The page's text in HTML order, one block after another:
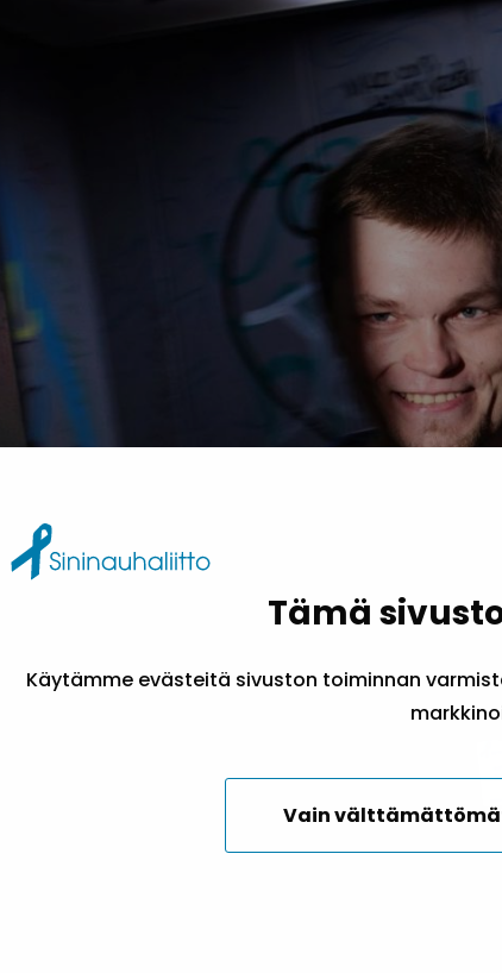
Tämä
Käytämme evästeitä sivuston toiminnan
Vain